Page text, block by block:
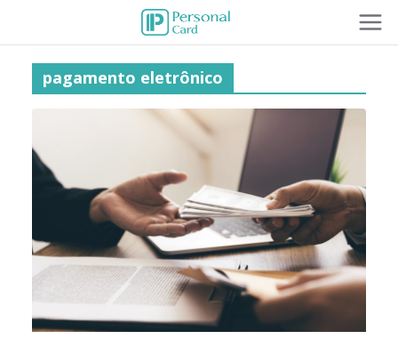
pagamento eletrônico